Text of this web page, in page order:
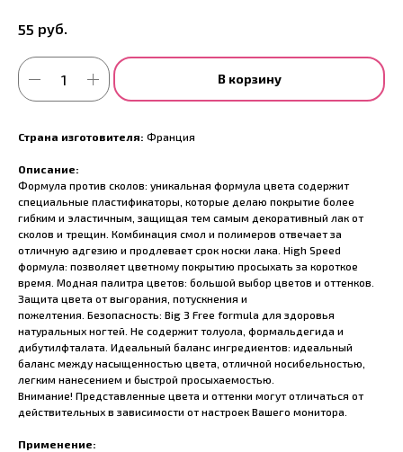
55 руб.
В корзину
Страна изготовителя: Франция
Описание:
Формула против сколов: уникальная формула цвета содержит
специальные пластификаторы, которые делаю покрытие более
гибким и эластичным, защищая тем самым декоративный лак от
сколов и трещин. Комбинация смол и полимеров отвечает за
отличную адгезию и продлевает срок носки лака. High Speed
формула: позволяет цветному покрытию просыхать за короткое
время. Модная палитра цветов: большой выбор цветов и оттенков.
Защита цвета от выгорания, потускнения и
пожелтения. Безопасность: Big 3 Free formula для здоровья
натуральных ногтей. Не содержит толуола, формальдегида и
дибутилфталата. Идеальный баланс ингредиентов: идеальный
баланс между насыщенностью цвета, отличной носибельностью,
легким нанесением и быстрой просыхаемостью.
Внимание! Представленные цвета и оттенки могут отличаться от
действительных в зависимости от настроек Вашего монитора.
Применение: